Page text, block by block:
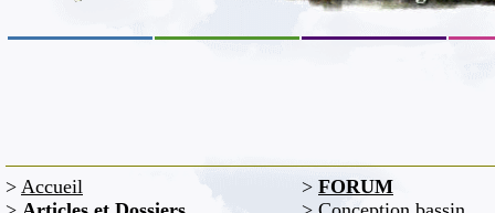
> Accueil
> FORUM